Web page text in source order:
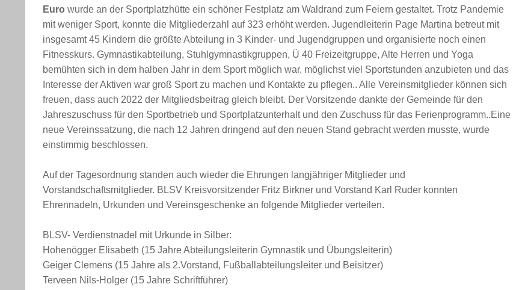
Euro wurde an der Sportplatzhütte ein schöner Festplatz am Waldrand zum Feiern gestaltet. Trotz Pandemie
mit weniger Sport, konnte die Mitgliederzahl auf 323 erhöht werden. Jugendleiterin Page Martina betreut mit
insgesamt 45 Kindern die größte Abteilung in 3 Kinder- und Jugendgruppen und organisierte noch einen
Fitnesskurs. Gymnastikabteilung, Stuhlgymnastikgruppen, Ü 40 Freizeitgruppe, Alte Herren und Yoga
bemühten sich in dem halben Jahr in dem Sport möglich war, möglichst viel Sportstunden anzubieten und das
Interesse der Aktiven war groß Sport zu machen und Kontakte zu pflegen.. Alle Vereinsmitglieder können sich
freuen, dass auch 2022 der Mitgliedsbeitrag gleich bleibt. Der Vorsitzende dankte der Gemeinde für den
Jahreszuschuss für den Sportbetrieb und Sportplatzunterhalt und den Zuschuss für das Ferienprogramm..Eine
neue Vereinssatzung, die nach 12 Jahren dringend auf den neuen Stand gebracht werden musste, wurde
einstimmig beschlossen.
Auf der Tagesordnung standen auch wieder die Ehrungen langjähriger Mitglieder und
Vorstandschaftsmitglieder. BLSV Kreisvorsitzender Fritz Birkner und Vorstand Karl Ruder konnten
Ehrennadeln, Urkunden und Vereinsgeschenke an folgende Mitglieder verteilen.
BLSV- Verdienstnadel mit Urkunde in Silber:
Hohenögger Elisabeth (15 Jahre Abteilungsleiterin Gymnastik und Übungsleiterin)
Geiger Clemens (15 Jahre als 2.Vorstand, Fußballabteilungsleiter und Beisitzer)
Terveen Nils-Holger (15 Jahre Schriftführer)